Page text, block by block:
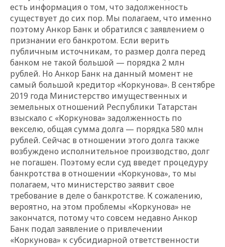
есть информация о том, что задолженность
существует до сих пор. Мы полагаем, что именно
поэтому Анкор Банк и обратился с заявлением о
признании его банкротом. Если верить
публичным источникам, то размер долга перед
банком не такой большой — порядка 2 млн
рублей. Но Анкор Банк на данный момент не
самый большой кредитор «Коркунова». В сентябре
2019 года Министерство имущественных и
земельных отношений Республики Татарстан
взыскало с «Коркунова» задолженность по
векселю, общая сумма долга — порядка 580 млн
рублей. Сейчас в отношении этого долга также
возбуждено исполнительное производство, долг
не погашен. Поэтому если суд введет процедуру
банкротства в отношении «Коркунова», то мы
полагаем, что министерство заявит свое
требование в деле о банкротстве. К сожалению,
вероятно, на этом проблемы «Коркунова» не
закончатся, потому что совсем недавно Анкор
Банк подал заявление о привлечении
«Коркунова» к субсидиарной ответственности